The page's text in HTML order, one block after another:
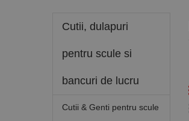
Cutii, dulapuri
pentru scule si
bancuri de lucru
Cutii & Genti pentru scule